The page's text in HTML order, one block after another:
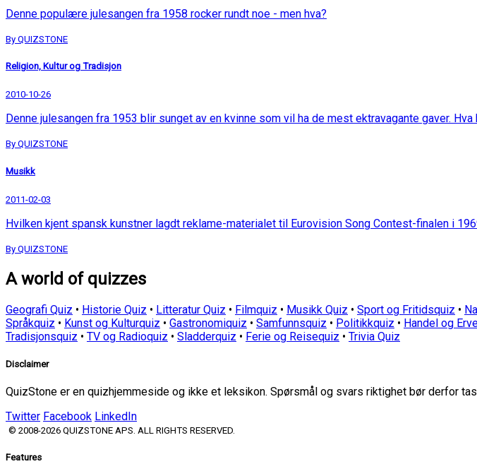
Denne populære julesangen fra 1958 rocker rundt noe - men hva?
By QUIZSTONE
Religion, Kultur og Tradisjon
2010-10-26
Denne julesangen fra 1953 blir sunget av en kvinne som vil ha de mest ektravagante gaver. Hva
By QUIZSTONE
Musikk
2011-02-03
Hvilken kjent spansk kunstner lagdt reklame-materialet til Eurovision Song Contest-finalen i
By QUIZSTONE
A world of quizzes
Geografi Quiz • Historie Quiz • Litteratur Quiz • Filmquiz • Musikk Quiz • Sport og Fritidsquiz •
Språkquiz • Kunst og Kulturquiz • Gastronomiquiz • Samfunnsquiz • Politikkquiz • Handel og
Tradisjonsquiz • TV og Radioquiz • Sladderquiz • Ferie og Reisequiz • Trivia Quiz
Disclaimer
QuizStone er en quizhjemmeside og ikke et leksikon. Spørsmål og svars riktighet bør derfor
Twitter Facebook LinkedIn
© 2008-2026 QUIZSTONE APS. ALL RIGHTS RESERVED.
Features